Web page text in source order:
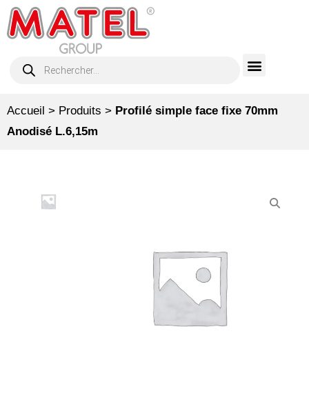
Accueil > Produits > Profilé simple face fixe 70mm
Anodisé L.6,15m